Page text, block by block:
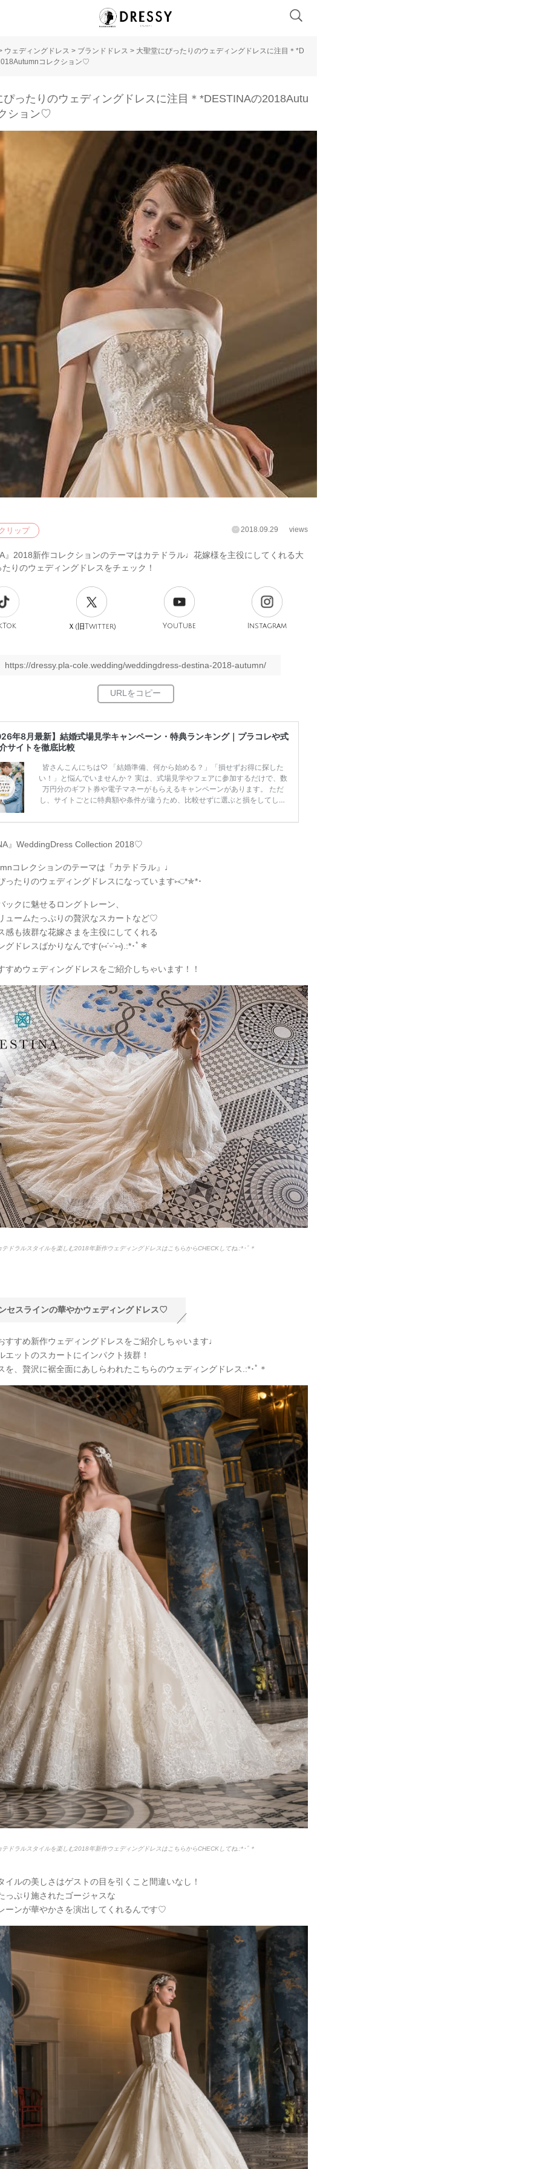
ウェディングドレス > ブランドドレス > 大聖堂にぴったりのウェディングドレスに注目＊*D
コレクション♡
ぴったりのウェディングドレスに注目＊*DESTINAの2018Autu
ション♡
リップ 2018.09.29 views
』2018新作コレクションのテーマはカテドラル♩花嫁様を主役にしてくれる大
りのウェディングドレスをチェック！
Ｘ(旧Twitter) YouTube Instagram
https://dressy.pla-cole.wedding/weddingdress-destina-2018-autumn/
年8月最新】結婚式場見学キャンペーン・特典ランキング｜プラコレや式
サイトを徹底比較
皆さんこんにちは♡ 「結婚準備、何から始める？」「損せずお得に探した
い！」と悩んでいませんか？ 実は、式場見学やフェアに参加するだけで、数
万円分のギフト券や電子マネーがもらえるキャンペーンがあります。 ただ
し、サイトごとに特典額や条件が違うため、比較せずに選ぶと損をしてしま
ンペーン特典ランキングを公開！ 比較サイト：プラコレ、ゼクシィ、ハナユ
得？」「プラコレの特典は？」といった疑問も解決します。 まずは診断で候
』WeddingDress Collection 2018♡
コレクションのテーマは『カテドラル』♩
ったりのウェディングドレスになっています⑅◡̈*✯*･
ックに魅せるロングトレーン、
ュームたっぷりの贅沢なスカートなど♡
感も抜群な花嫁さまを主役にしてくれる
グドレスばかりなんです(⑅ˊᵕˋ⑅).:*･ﾟ＊
すめウェディングドレスをご紹介しちゃいます！！
ドラルスタイルを楽しむ2018年新作ウェディングドレスはこちらからCHECKしてね.:*･ﾟ＊
セスラインの華やかウェディングドレス♡
すすめ新作ウェディングドレスをご紹介しちゃいます♩
エットのスカートにインパクト抜群！
を、贅沢に裾全面にあしらわれたこちらのウェディングドレス.:*･ﾟ＊
ドラルスタイルを楽しむ2018年新作ウェディングドレスはこちらからCHECKしてね.:*･ﾟ＊
イルの美しさはゲストの目を引くこと間違いなし！
っぷり施されたゴージャスな
ーンが華やかさを演出してくれるんです♡